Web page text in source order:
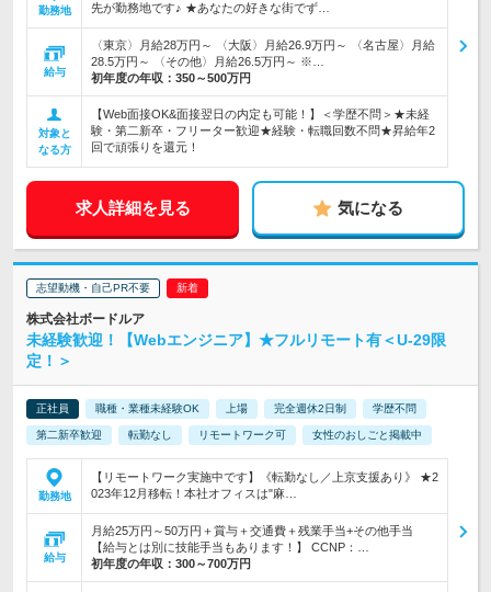
勤務地
先が勤務地です♪ ★あなたの好きな街でず…
給与
〈東京〉月給28万円～ 〈大阪〉月給26.9万円～ 〈名古屋〉月給
28.5万円～ 〈その他〉月給26.5万円～ ※…
初年度の年収： 350～500万円
対象と
なる方
【Web面接OK&面接翌日の内定も可能！】＜学歴不問＞★未経
験・第二新卒・フリーター歓迎★経験・転職回数不問★昇給年2
回で頑張りを還元！
求人詳細を見る 気になる
志望動機・自己PR不要
株式会社ボードルア
未経験歓迎！【Webエンジニア】★フルリモート有＜U-29限
定！＞
正社員 職種・業種未経験OK 上場 完全週休2日制 学歴不問
第二新卒歓迎 転勤なし リモートワーク可 女性のおしごと掲載中
勤務地
【リモートワーク実施中です】《転勤なし／上京支援あり》 ★2
023年12月移転！本社オフィスは"麻…
給与
月給25万円～50万円＋賞与＋交通費＋残業手当+その他手当
【給与とは別に技能手当もあります！】 CCNP：…
初年度の年収： 300～700万円